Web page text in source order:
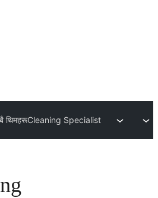
थिमहरूCleaning Specialist